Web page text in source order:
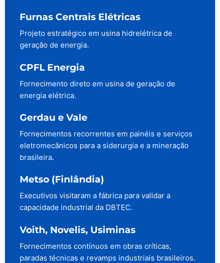
Furnas Centrais Elétricas
Projeto estratégico em usina hidrelétrica de
geração de energia.
CPFL Energia
Fornecimento direto em usina de geração de
energia elétrica.
Gerdau e Vale
Fornecimentos recorrentes em painéis e serviços
eletromecânicos para a siderurgia e a mineração
brasileira.
Metso (Finlândia)
Executivos visitaram a fábrica para validar a
capacidade industrial da DBTEC.
Voith, Novelis, Usiminas
Fornecimentos contínuos em obras críticas,
paradas técnicas e revamps industriais brasileiros.